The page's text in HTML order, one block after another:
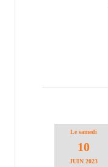
Le samedi
10
JUIN 2023